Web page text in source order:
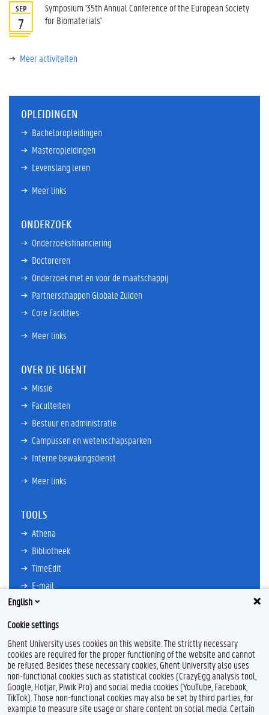
SEP
7
Symposium '35th Annual Conference of the European Society
for Biomaterials'
Meer activiteiten
OPLEIDINGEN
Bacheloropleidingen
Masteropleidingen
Levenslang leren
Meer links
ONDERZOEK
Onderzoeksfinanciering
Doctoreren
Onderzoek met en voor de maatschappij
Partnerschappen Globale Zuiden
Core Facilities
Meer links
OVER DE UGENT
Missie
Faculteiten
Bestuur en administratie
Campussen en wetenschapsparken
Interne bewakingsdienst
Meer links
TOOLS
Athena
Bibliotheek
TimeEdit
E-mail
Ufora
Oasis
Research Explorer
F
a
c
L
i
n
Y
o
u
I
n
s
English
Cookie settings
Ghent University uses cookies on this website. The strictly necessary
cookies are required for the proper functioning of the website and cannot
be refused. Besides these necessary cookies, Ghent University also uses
non-functional cookies such as statistical cookies (CrazyEgg analysis tool,
Google, Hotjar, Piwik Pro) and social media cookies (YouTube, Facebook,
TikTok). Those non-functional cookies may also be set by third parties, for
example to measure site usage or share content on social media. Certain